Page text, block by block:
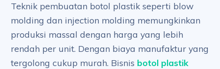
Teknik pembuatan botol plastik seperti blow
molding dan injection molding memungkinkan
produksi massal dengan harga yang lebih
rendah per unit. Dengan biaya manufaktur yang
tergolong cukup murah. Bisnis botol plastik